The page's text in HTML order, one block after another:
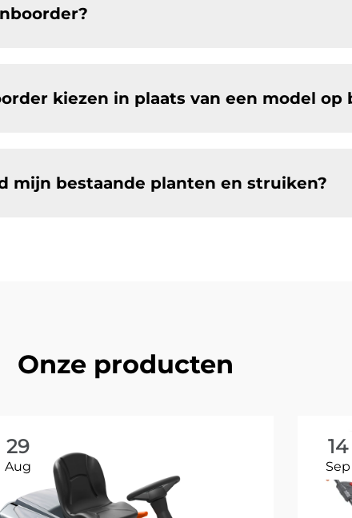
kiezen in plaats van een model op
bestaande planten en struiken?
Onze producten
29
Aug
14
Sep